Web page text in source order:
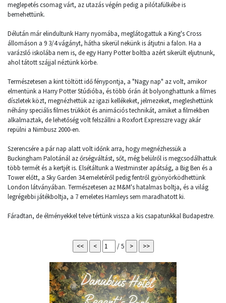
meglepetés csomag várt, az utazás végén pedig a pilótafülkébe is
bemehettünk.
Délután már elindultunk Harry nyomába, meglátogattuk a King's Cross
állomáson a 9 3/4 vágányt, hátha sikerül nekünk is átjutni a falon. Ha a
varázsló iskolába nem is, de egy Harry Potter boltba azért sikerült eljutnunk,
ahol tátott szájjal néztünk körbe.
Természetesen a kint töltött idő fénypontja, a "Nagy nap" az volt, amikor
elmentünk a Harry Potter Stúdióba, és több órán át bolyonghattunk a filmes
díszletek közt, megnézhettük az igazi kellékeket, jelmezeket, megleshettünk
néhány speciális filmes trükköt és animációs technikát, amiket a filmekben
alkalmaztak, de lehetőség volt felszállni a Roxfort Expresszre vagy akár
repülni a Nimbusz 2000-en.
Szerencsére a pár nap alatt volt időnk arra, hogy megnézhessük a
Buckingham Palotánál az őrségváltást, sőt, még belülről is megcsodálhattuk
több termét és a kertjét is. Elsétáltunk a Westminster apátság, a Big Ben és a
Tower előtt, a Sky Garden 34.emeletéről pedig fentről gyönyörködhettünk
London látványában. Természetesen az M&M's hatalmas boltja, és a világ
legrégebbi játékboltja, a 7 emeletes Hamleys sem maradhatott ki.
Fáradtan, de élményekkel telve tértünk vissza a kis csapatunkkal Budapestre.
/ 5